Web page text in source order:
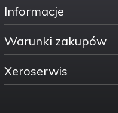
Informacje
Warunki zakupów
Xeroserwis